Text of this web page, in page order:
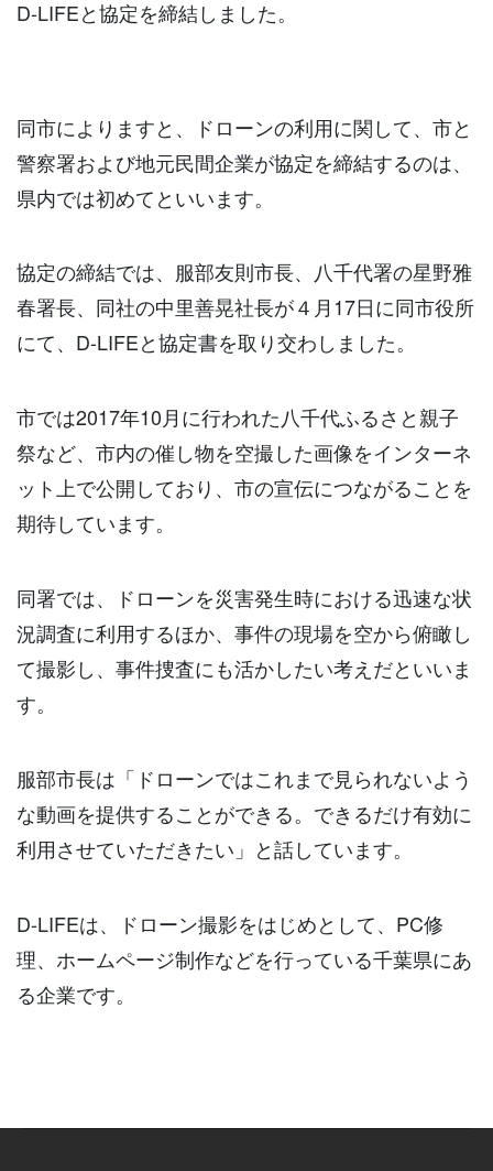
D-LIFEと協定を締結しました。
同市によりますと、ドローンの利用に関して、市と
警察署および地元民間企業が協定を締結するのは、
県内では初めてといいます。
協定の締結では、服部友則市長、八千代署の星野雅
春署長、同社の中里善晃社長が４月17日に同市役所
にて、D-LIFEと協定書を取り交わしました。
市では2017年10月に行われた八千代ふるさと親子
祭など、市内の催し物を空撮した画像をインターネ
ット上で公開しており、市の宣伝につながることを
期待しています。
同署では、ドローンを災害発生時における迅速な状
況調査に利用するほか、事件の現場を空から俯瞰し
て撮影し、事件捜査にも活かしたい考えだといいま
す。
服部市長は「ドローンではこれまで見られないよう
な動画を提供することができる。できるだけ有効に
利用させていただきたい」と話しています。
D-LIFEは、ドローン撮影をはじめとして、PC修
理、ホームページ制作などを行っている千葉県にあ
る企業です。